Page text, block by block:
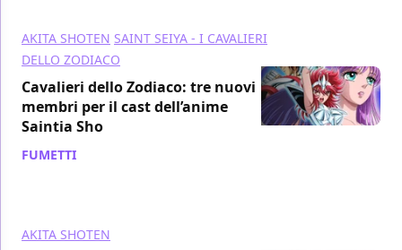
AKITA SHOTEN SAINT SEIYA - I CAVALIERI
DELLO ZODIACO
Cavalieri dello Zodiaco: tre nuovi
membri per il cast dell’anime
Saintia Sho
FUMETTI
AKITA SHOTEN